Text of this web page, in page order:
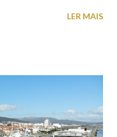
tirar algumas
LER MAIS